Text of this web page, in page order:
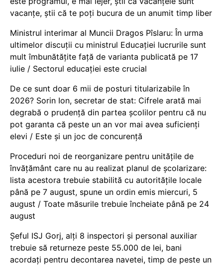
vacanţe, știi că te poți bucura de un anumit timp liber
Ministrul interimar al Muncii Dragos Pîslaru: În urma
ultimelor discuții cu ministrul Educației lucrurile sunt
mult îmbunătățite față de varianta publicată pe 17
iulie / Sectorul educației este crucial
De ce sunt doar 6 mii de posturi titularizabile în
2026? Sorin Ion, secretar de stat: Cifrele arată mai
degrabă o prudență din partea școlilor pentru că nu
pot garanta că peste un an vor mai avea suficienți
elevi / Este și un joc de concurență
Proceduri noi de reorganizare pentru unitățile de
învățământ care nu au realizat planul de școlarizare:
lista acestora trebuie stabilită cu autoritățile locale
până pe 7 august, spune un ordin emis miercuri, 5
august / Toate măsurile trebuie încheiate până pe 24
august
Șeful ISJ Gorj, alți 8 inspectori și personal auxiliar
trebuie să returneze peste 55.000 de lei, bani
acordați pentru decontarea navetei, timp de peste un